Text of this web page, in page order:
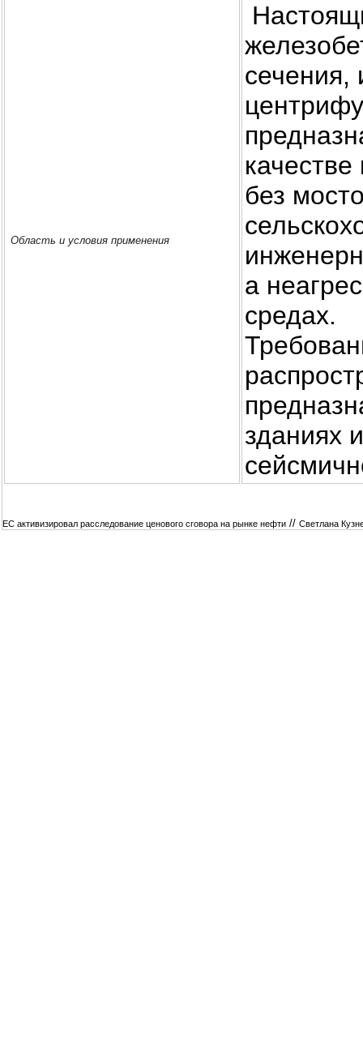
Область и условия применения
сечения,
без
а
средах.
зданиях
ЕС активизировал расследование ценового сговора на рынке нефти // Светлана